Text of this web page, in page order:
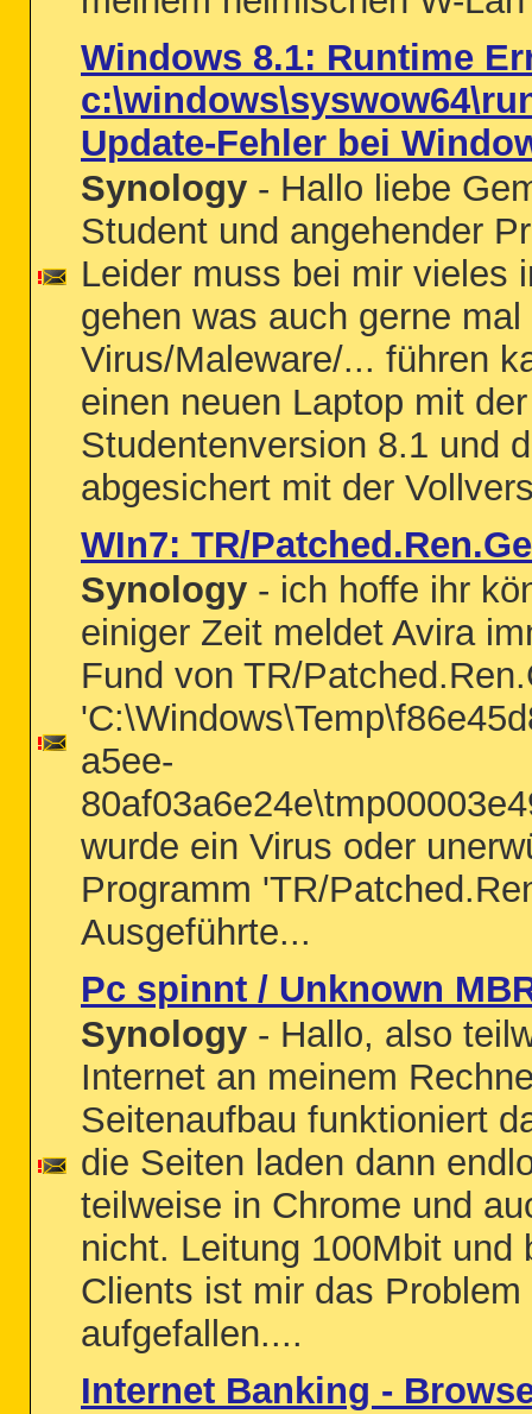
Windows 8.1: Runtime
Update-Fehler bei
Synology - Hallo liebe
Student und angehender
Leider muss bei mir vieles
gehen was auch gerne
Virus/Maleware/... führen
einen neuen Laptop mit
Studentenversion 8.1 und
abgesichert mit der
WIn7: TR/
Synology - ich hoffe ihr
einiger Zeit meldet Avira
Fund von TR/
a5ee-
wurde ein Virus oder
Programm 'TR/
Ausgeführte...
Pc spinnt / Unknown
Synology - Hallo, also
Internet an meinem
Seitenaufbau funktioniert
die Seiten laden dann
teilweise in Chrome und
nicht. Leitung 100Mbit und
Clients ist mir das
aufgefallen....
Internet Banking -